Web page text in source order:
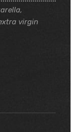
virgin